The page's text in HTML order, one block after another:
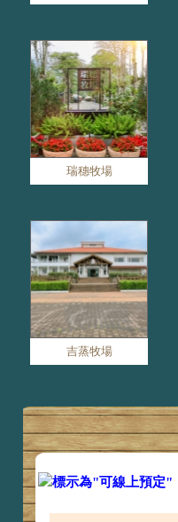
瑞穗牧場
吉蒸牧場
標示為"可線上預定"